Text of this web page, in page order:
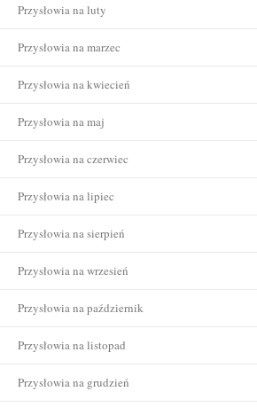
Przysłowia na luty
Przysłowia na marzec
Przysłowia na kwiecień
Przysłowia na maj
Przysłowia na czerwiec
Przysłowia na lipiec
Przysłowia na sierpień
Przysłowia na wrzesień
Przysłowia na październik
Przysłowia na listopad
Przysłowia na grudzień